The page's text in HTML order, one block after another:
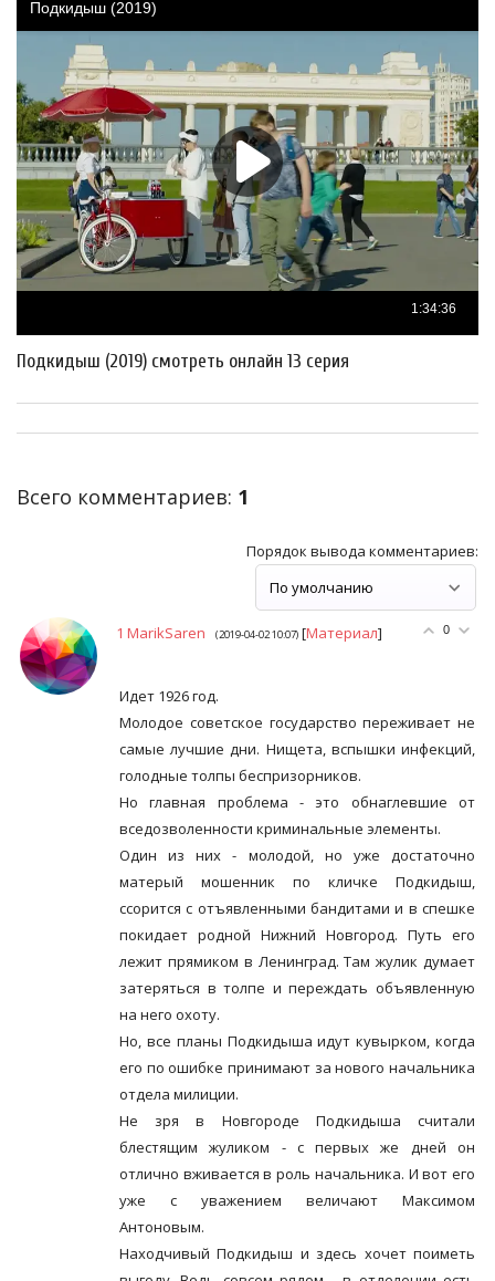
Подкидыш (2019) смотреть онлайн 13 серия
Всего комментариев: 1
Порядок вывода комментариев:
0
1 MarikSaren (2019-04-02 10:07) [Материал]
Идет 1926 год.
Молодое советское государство переживает не
самые лучшие дни. Нищета, вспышки инфекций,
голодные толпы беспризорников.
Но главная проблема - это обнаглевшие от
вседозволенности криминальные элементы.
Один из них - молодой, но уже достаточно
матерый мошенник по кличке Подкидыш,
ссорится с отъявленными бандитами и в спешке
покидает родной Нижний Новгород. Путь его
лежит прямиком в Ленинград. Там жулик думает
затеряться в толпе и переждать объявленную
на него охоту.
Но, все планы Подкидыша идут кувырком, когда
его по ошибке принимают за нового начальника
отдела милиции.
Не зря в Новгороде Подкидыша считали
блестящим жуликом - с первых же дней он
отлично вживается в роль начальника. И вот его
уже с уважением величают Максимом
Антоновым.
Находчивый Подкидыш и здесь хочет поиметь